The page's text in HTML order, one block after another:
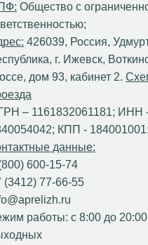
Общество с
426039, Россия,
г. Ижевск,
дом 93, кабинет 2.
– 1161832061181; ИНН
КПП - 184001001;
данные:
600-15-74
(3412) 77-66-55
работы: с 8:00 до